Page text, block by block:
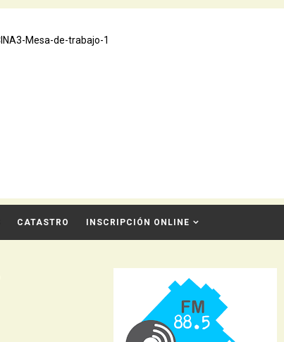
CATASTRO INSCRIPCIÓN ONLINE